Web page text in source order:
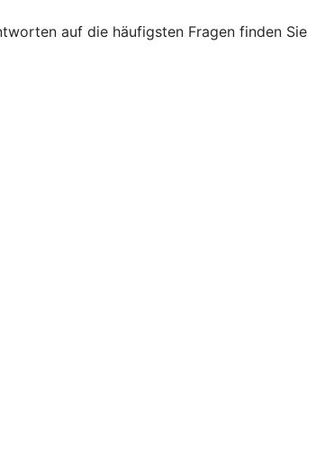
auf die häufigsten Fragen finden Sie